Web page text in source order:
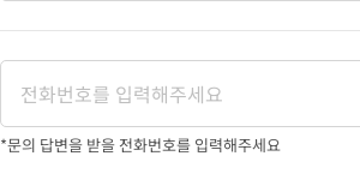
*문의 답변을 받을 전화번호를 입력해주세요